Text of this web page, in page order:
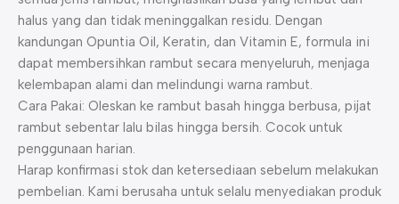
halus yang dan tidak meninggalkan residu. Dengan
kandungan Opuntia Oil, Keratin, dan Vitamin E, formula ini
dapat membersihkan rambut secara menyeluruh, menjaga
kelembapan alami dan melindungi warna rambut.
Cara Pakai: Oleskan ke rambut basah hingga berbusa, pijat
rambut sebentar lalu bilas hingga bersih. Cocok untuk
penggunaan harian.
Harap konfirmasi stok dan ketersediaan sebelum melakukan
pembelian. Kami berusaha untuk selalu menyediakan produk